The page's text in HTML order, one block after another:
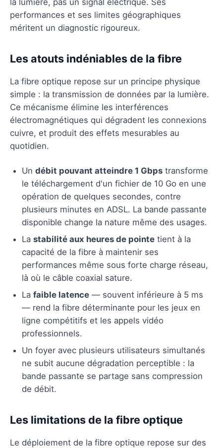
performances et ses limites géographiques
méritent un diagnostic rigoureux.
Les atouts indéniables de la fibre
La fibre optique repose sur un principe physique
simple : la transmission de données par la lumière.
Ce mécanisme élimine les interférences
électromagnétiques qui dégradent les connexions
cuivre, et produit des effets mesurables au
quotidien.
Un débit pouvant atteindre 1 Gbps transforme
le téléchargement d'un fichier de 10 Go en une
opération de quelques secondes, contre
plusieurs minutes en ADSL. La bande passante
disponible change la nature même des usages.
La stabilité aux heures de pointe tient à la
capacité de la fibre à maintenir ses
performances même sous forte charge réseau,
là où le câble coaxial sature.
La faible latence — souvent inférieure à 5 ms
— rend la fibre déterminante pour les jeux en
ligne compétitifs et les appels vidéo
professionnels.
Un foyer avec plusieurs utilisateurs simultanés
ne subit aucune dégradation perceptible : la
bande passante se partage sans compression
de débit.
Les limitations de la fibre optique
Le déploiement de la fibre optique repose sur des